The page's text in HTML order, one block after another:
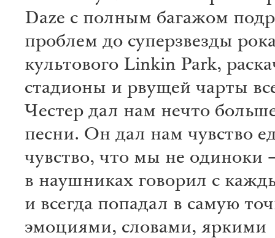
Daze c полным багажом
проблем до суперзвезды
культового Linkin Park,
стадионы и рвущей чарты
Честер дал нам нечто
песни. Он дал нам чувство
чувство, что мы не одиноки
в наушниках говорил с
и всегда попадал в самую
эмоциями, словами, яркими